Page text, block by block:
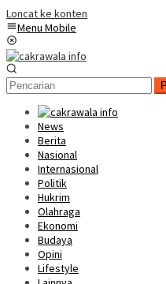
Loncat ke konten
Menu Mobile
News
Berita
Nasional
Internasional
Politik
Hukrim
Olahraga
Ekonomi
Budaya
Opini
Lifestyle